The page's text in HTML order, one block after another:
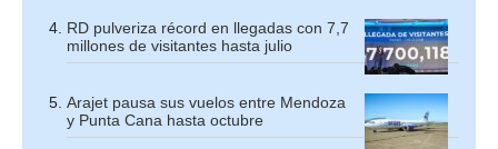
RD pulveriza récord en llegadas con 7,7
millones de visitantes hasta julio
Arajet pausa sus vuelos entre Mendoza
y Punta Cana hasta octubre